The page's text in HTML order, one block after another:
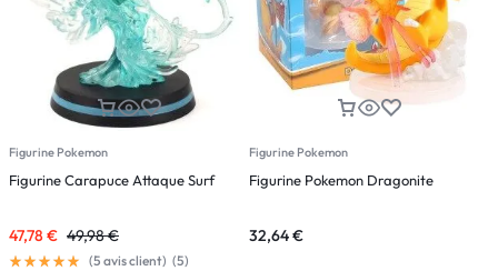
Figurine Pokemon
Figurine Carapuce Attaque Surf
47,78€ 49,98€
(5 avis client) (5)
Figurine Pokemon
Figurine Pokemon Dragonite
32,64€